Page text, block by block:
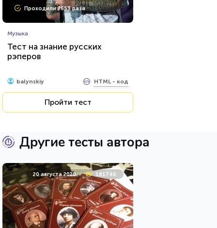
Проходили 2653 раза
Музыка
Тест на знание русских
рэперов
balynskiy HTML - код
Пройти тест
Другие тесты автора
20 августа 2020 181740